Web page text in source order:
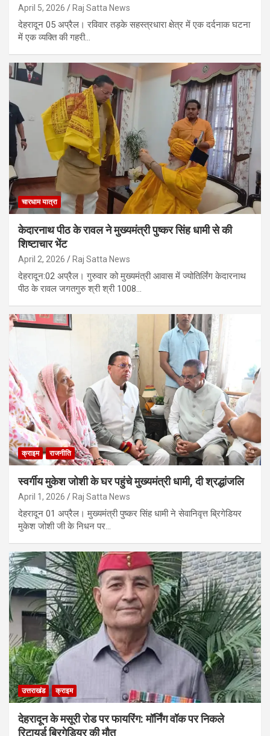
April 5, 2026 Raj Satta News
देहरादून 05 अप्रैल। रविवार तड़के सहस्त्रधारा क्षेत्र में एक दर्दनाक घटना
में एक व्यक्ति की गहरी…
चारधाम यात्रा
केदारनाथ पीठ के रावल ने ​मुख्यमंत्री पुष्कर सिंह धामी से की
शिष्टाचार भेंट
April 2, 2026 Raj Satta News
​देहरादून:02 अप्रैल। गुरुवार को मुख्यमंत्री आवास में ज्योतिर्लिंग केदारनाथ
पीठ के रावल जगतगुरु श्री श्री 1008…
क्राइम राजनीति
स्वर्गीय मुकेश जोशी के घर पहुंचे मुख्यमंत्री धामी, दी श्रद्धांजलि
April 1, 2026 Raj Satta News
देहरादून 01 अप्रैल। मुख्यमंत्री पुष्कर सिंह धामी ने सेवानिवृत्त ब्रिगेडियर
मुकेश जोशी जी के निधन पर…
उत्तराखंड क्राइम
देहरादून के मसूरी रोड पर फायरिंग: मॉर्निंग वॉक पर निकले
रिटायर्ड ब्रिगेडियर की मौत